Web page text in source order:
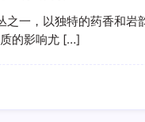
一，以独特的药香和岩
的影响尤 […]